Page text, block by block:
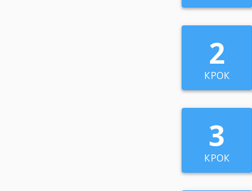
2
КРОК
3
КРОК